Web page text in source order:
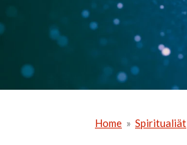
Home » Spiritualiät